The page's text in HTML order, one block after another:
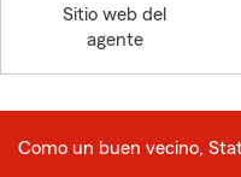
Sitio web del
agente
Como un buen vecino,